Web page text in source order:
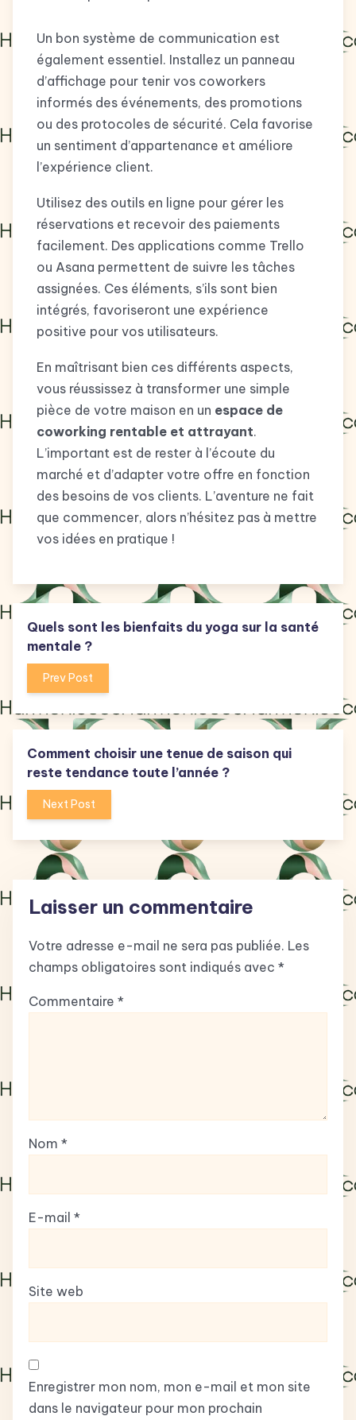
Un bon système de communication est
également essentiel. Installez un panneau
d’affichage pour tenir vos coworkers
informés des événements, des promotions
ou des protocoles de sécurité. Cela favorise
un sentiment d’appartenance et améliore
l’expérience client.
Utilisez des outils en ligne pour gérer les
réservations et recevoir des paiements
facilement. Des applications comme Trello
ou Asana permettent de suivre les tâches
assignées. Ces éléments, s’ils sont bien
intégrés, favoriseront une expérience
positive pour vos utilisateurs.
En maîtrisant bien ces différents aspects,
vous réussissez à transformer une simple
pièce de votre maison en un espace de
coworking rentable et attrayant.
L’important est de rester à l’écoute du
marché et d’adapter votre offre en fonction
des besoins de vos clients. L’aventure ne fait
que commencer, alors n’hésitez pas à mettre
vos idées en pratique !
Quels sont les bienfaits du yoga sur la santé
mentale ?
Prev Post
Comment choisir une tenue de saison qui
reste tendance toute l’année ?
Next Post
Laisser un commentaire
Votre adresse e-mail ne sera pas publiée. Les
champs obligatoires sont indiqués avec *
Commentaire *
Nom *
E-mail *
Site web
Enregistrer mon nom, mon e-mail et mon site
dans le navigateur pour mon prochain